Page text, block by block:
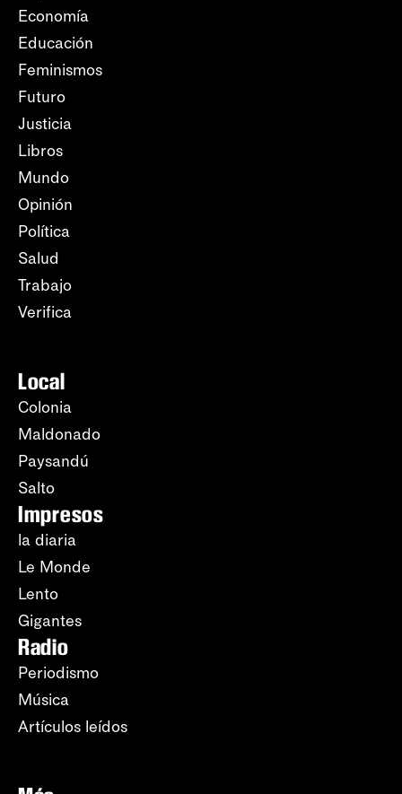
Economía
Educación
Feminismos
Futuro
Justicia
Libros
Mundo
Opinión
Política
Salud
Trabajo
Verifica
Local
Colonia
Maldonado
Paysandú
Salto
Impresos
la diaria
Le Monde
Lento
Gigantes
Radio
Periodismo
Música
Artículos leídos